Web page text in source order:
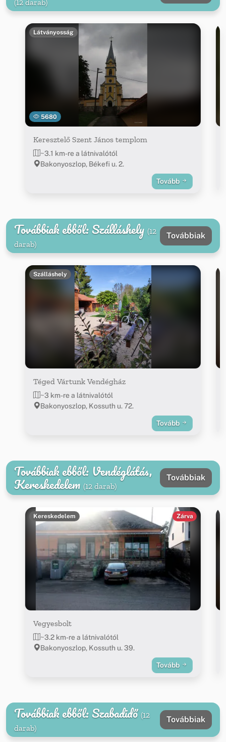
(12 darab)
5680
Látványosság
Keresztelő Szent János templom
~3.1 km-re a látnivalótól
Bakonyoszlop, Békefi u. 2.
Tovább
Továbbiak ebből: Szálláshely (12
darab)
Továbbiak
Szálláshely
Téged Vártunk Vendégház
~3 km-re a látnivalótól
Bakonyoszlop, Kossuth u. 72.
Tovább
Továbbiak ebből: Vendéglátás,
Kereskedelem (12 darab)
Továbbiak
Kereskedelem Zárva
Vegyesbolt
~3.2 km-re a látnivalótól
Bakonyoszlop, Kossuth u. 39.
Tovább
Továbbiak ebből: Szabadidő (12
darab)
Továbbiak